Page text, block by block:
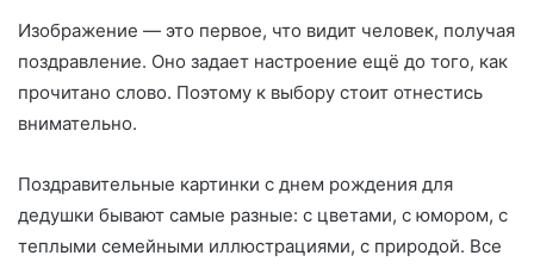
Изображение — это первое, что видит человек, получая
поздравление. Оно задает настроение ещё до того, как
прочитано слово. Поэтому к выбору стоит отнестись
внимательно.
Поздравительные картинки с днем рождения для
дедушки бывают самые разные: с цветами, с юмором, с
теплыми семейными иллюстрациями, с природой. Все